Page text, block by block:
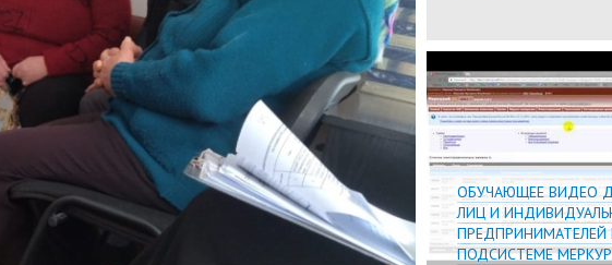
ОБУЧАЮЩЕЕ ВИДЕО
ЛИЦ И
ПРЕДПРИНИМАТЕЛЕЙ
ПОДСИСТЕМЕ